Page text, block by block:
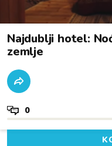
Najdublji hotel:
zemlje
0